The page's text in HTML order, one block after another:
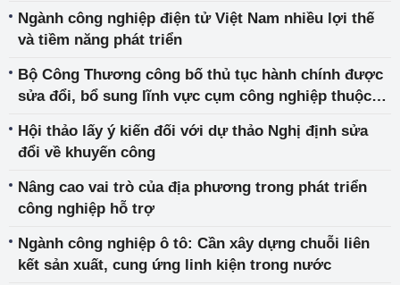
Ngành công nghiệp điện tử Việt Nam nhiều lợi thế
và tiềm năng phát triển
Bộ Công Thương công bố thủ tục hành chính được
sửa đổi, bổ sung lĩnh vực cụm công nghiệp thuộc
Hội thảo lấy ý kiến đối với dự thảo Nghị định sửa
đổi về khuyến công
Nâng cao vai trò của địa phương trong phát triển
công nghiệp hỗ trợ
Ngành công nghiệp ô tô: Cần xây dựng chuỗi liên
kết sản xuất, cung ứng linh kiện trong nước